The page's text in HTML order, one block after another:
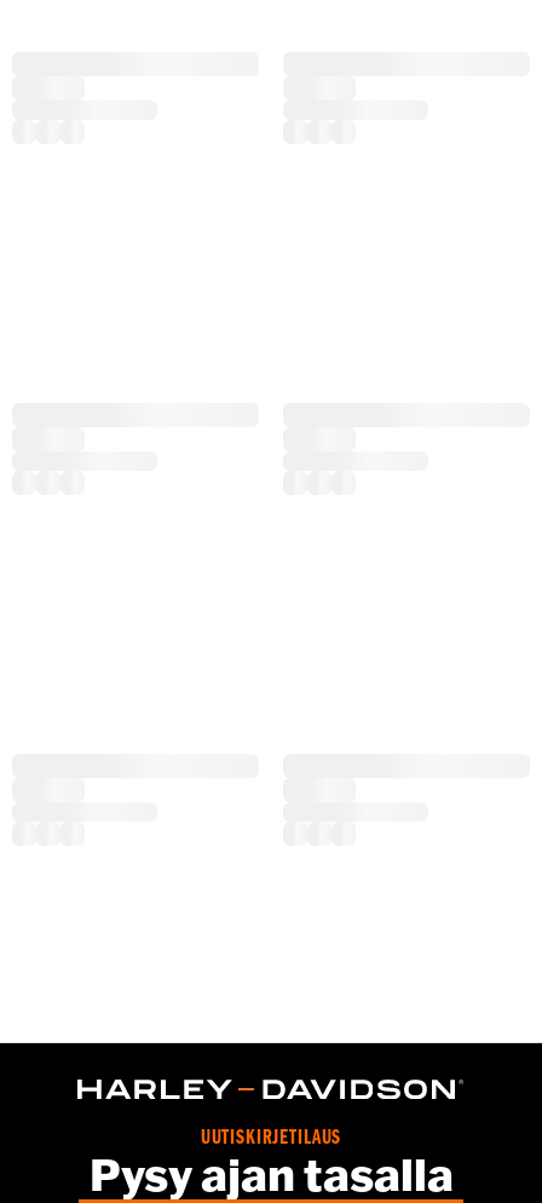
UUTISKIRJETILAUS
Pysy ajan tasalla